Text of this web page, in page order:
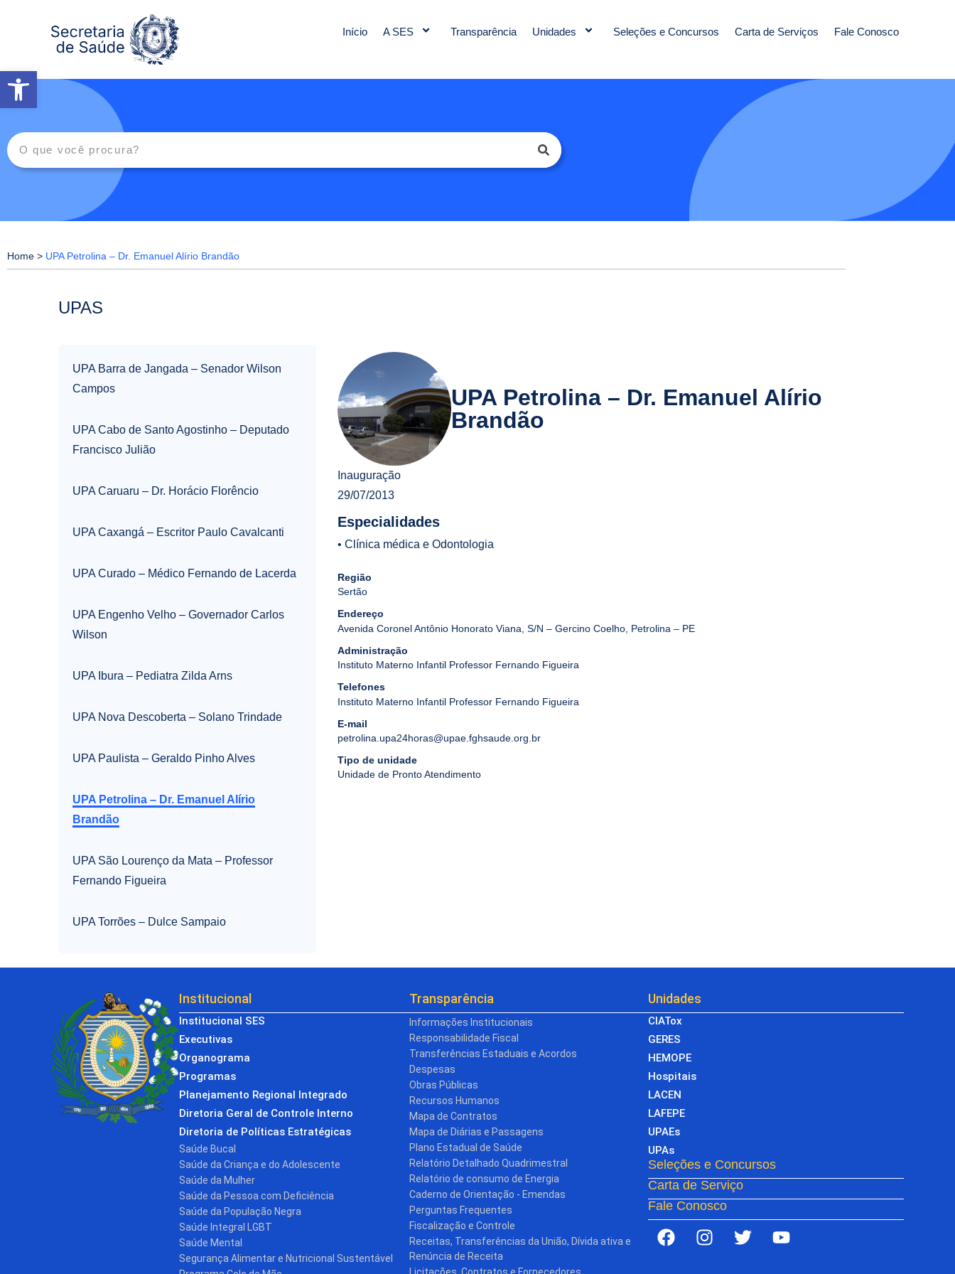
Abrir a barra de ferramentas
Início A SES Transparência Unidades Seleções e Concursos Carta de Serviços Fale Conosco
Home > UPA Petrolina – Dr. Emanuel Alírio Brandão
UPAS
UPA Barra de Jangada – Senador Wilson
Campos
UPA Cabo de Santo Agostinho – Deputado
Francisco Julião
UPA Caruaru – Dr. Horácio Florêncio
UPA Caxangá – Escritor Paulo Cavalcanti
UPA Curado – Médico Fernando de Lacerda
UPA Engenho Velho – Governador Carlos
Wilson
UPA Ibura – Pediatra Zilda Arns
UPA Nova Descoberta – Solano Trindade
UPA Paulista – Geraldo Pinho Alves
UPA Petrolina – Dr. Emanuel Alírio
Brandão
UPA São Lourenço da Mata – Professor
Fernando Figueira
UPA Torrões – Dulce Sampaio
UPA Petrolina – Dr. Emanuel Alírio
Brandão
Inauguração
29/07/2013
Especialidades
• Clínica médica e Odontologia
Região
Sertão
Endereço
Avenida Coronel Antônio Honorato Viana, S/N – Gercino Coelho, Petrolina – PE
Administração
Instituto Materno Infantil Professor Fernando Figueira
Telefones
Instituto Materno Infantil Professor Fernando Figueira
E-mail
petrolina.upa24horas@upae.fghsaude.org.br
Tipo de unidade
Unidade de Pronto Atendimento
Institucional
Institucional SES
Executivas
Organograma
Programas
Planejamento Regional Integrado
Diretoria Geral de Controle Interno
Diretoria de Políticas Estratégicas
Saúde Bucal
Saúde da Criança e do Adolescente
Saúde da Mulher
Saúde da Pessoa com Deficiência
Saúde da População Negra
Saúde Integral LGBT
Saúde Mental
Segurança Alimentar e Nutricional Sustentável
Transparência
Informações Institucionais
Responsabilidade Fiscal
Transferências Estaduais e Acordos
Despesas
Obras Públicas
Recursos Humanos
Mapa de Contratos
Mapa de Diárias e Passagens
Plano Estadual de Saúde
Relatório Detalhado Quadrimestral
Relatório de consumo de Energia
Caderno de Orientação - Emendas
Perguntas Frequentes
Fiscalização e Controle
Receitas, Transferências da União, Dívida ativa e
Renúncia de Receita
Unidades
CIATox
GERES
HEMOPE
Hospitais
LACEN
LAFEPE
UPAEs
UPAs
Seleções e Concursos
Carta de Serviço
Fale Conosco